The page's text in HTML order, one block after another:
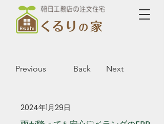
朝日工務店の注文住宅
2024年1月29日
Previous Back Next